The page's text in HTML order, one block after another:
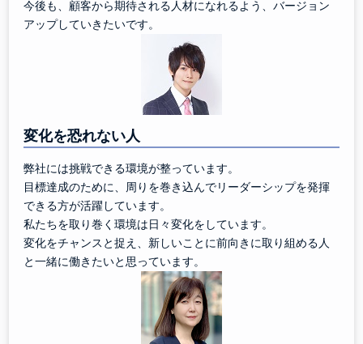
今後も、顧客から期待される人材になれるよう、バージョン
アップしていきたいです。
変化を恐れない人
弊社には挑戦できる環境が整っています。
目標達成のために、周りを巻き込んでリーダーシップを発揮
できる方が活躍しています。
私たちを取り巻く環境は日々変化をしています。
変化をチャンスと捉え、新しいことに前向きに取り組める人
と一緒に働きたいと思っています。